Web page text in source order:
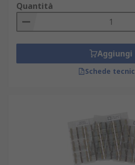
Quantità
Aggiungi
Schede